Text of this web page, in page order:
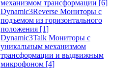
механизмом трансформации [6]
Dynamic3Reverse Мониторы с
подъемом из горизонтального
положения [1]
Dynamic3Talk Мониторы с
уникальным механизмом
трансформации и выдвижным
микрофоном [4]